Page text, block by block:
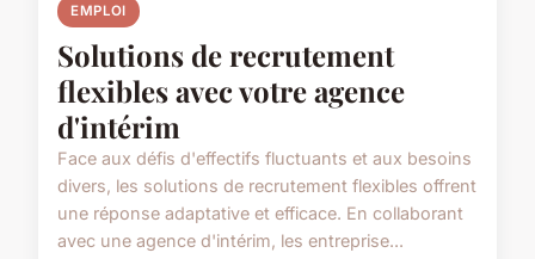
EMPLOI
Solutions de recrutement
flexibles avec votre agence
d'intérim
Face aux défis d'effectifs fluctuants et aux besoins
divers, les solutions de recrutement flexibles offrent
une réponse adaptative et efficace. En collaborant
avec une agence d'intérim, les entreprise...